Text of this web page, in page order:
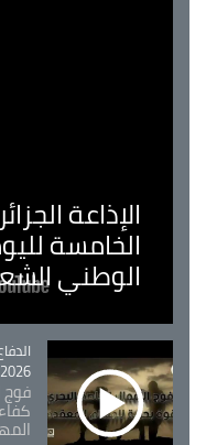
الإذاعة
الخامسة
الوطني
- 12:10
فوج